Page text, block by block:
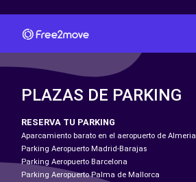
PLAZAS DE PARKING
RESERVA TU PARKING
Aparcamiento barato en el aeropuerto de Almeria
Parking Aeropuerto Madrid-Barajas
Parking Aeropuerto Barcelona
Parking Aeropuerto Palma de Mallorca